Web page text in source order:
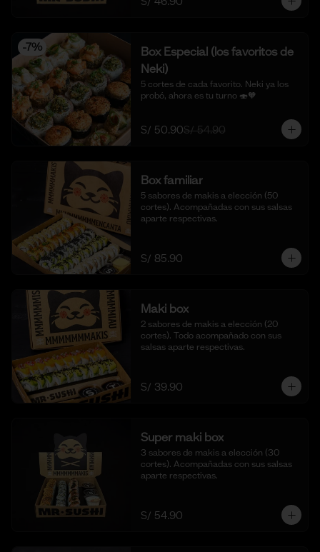
-7%
Box Especial (los favoritos de
Neki)
5 cortes de cada favorito. Neki ya los
probó, ahora es tu turno 🍣🧡
S/ 50.90S/ 54.90
Box familiar
5 sabores de makis a elección (50
cortes). Acompañadas con sus salsas
aparte respectivas.
S/ 85.90
Maki box
2 sabores de makis a elección (20
cortes). Todo acompañado con sus
salsas aparte respectivas.
S/ 39.90
Super maki box
3 sabores de makis a elección (30
cortes). Acompañadas con sus salsas
aparte respectivas.
S/ 54.90